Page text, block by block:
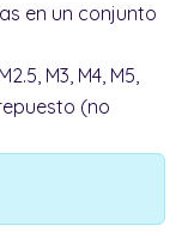
en un conjunto
M3, M4, M5,
(no